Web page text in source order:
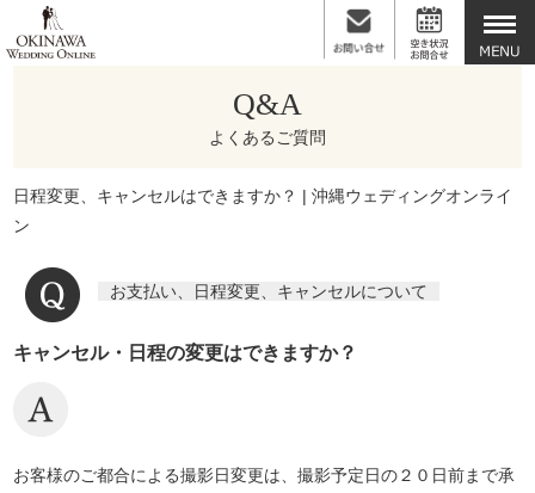
Q&A
よくあるご質問
日程変更、キャンセルはできますか？ | 沖縄ウェディングオンライ
ン
お支払い、日程変更、キャンセルについて
キャンセル・日程の変更はできますか？
お客様のご都合による撮影日変更は、撮影予定日の２０日前まで承